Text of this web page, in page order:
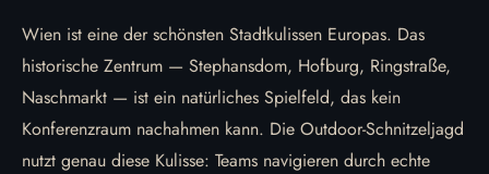
Wien ist eine der schönsten Stadtkulissen Europas. Das
historische Zentrum — Stephansdom, Hofburg, Ringstraße,
Naschmarkt — ist ein natürliches Spielfeld, das kein
Konferenzraum nachahmen kann. Die Outdoor-Schnitzeljagd
nutzt genau diese Kulisse: Teams navigieren durch echte